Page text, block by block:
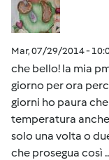
Mar, 07/29/2014 -
che bello! la mia
giorno per ora
giorni ho paura
temperatura
solo una volta o
che prosegua così